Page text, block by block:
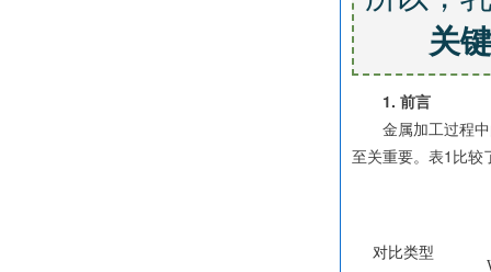
关键
1. 前言
金属加工过程中
至关重要。表1比较
对比类型